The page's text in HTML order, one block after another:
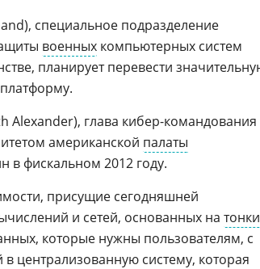
специальное подразделение
военных компьютерных систем
планирует перевести
Alexander), глава кибер-командования
американской палаты
в фискальном 2012 году.
присущие сегодняшней
и сетей, основанных на
которые нужны пользователям, с
централизованную систему, которая